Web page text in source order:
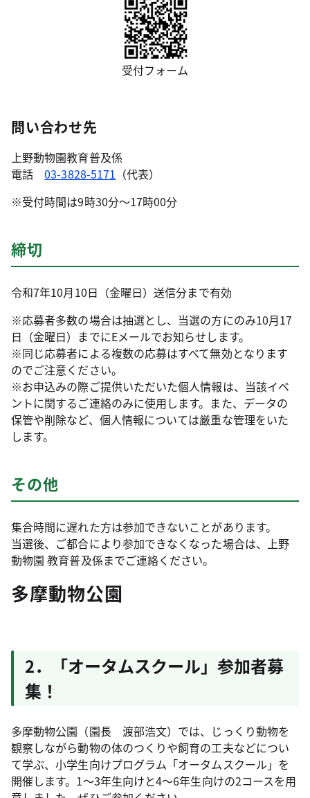
受付フォーム
問い合わせ先
上野動物園教育普及係
電話03-3828-5171 （代表）
※受付時間は9時30分〜17時00分
締切
令和7年10月10日（金曜日）送信分まで有効
※応募者多数の場合は抽選とし、当選の方にのみ10月17
日（金曜日）までにEメールでお知らせします。
※同じ応募者による複数の応募はすべて無効となります
のでご注意ください。
※お申込みの際ご提供いただいた個人情報は、当該イベ
ントに関するご連絡のみに使用します。また、データの
保管や削除など、個人情報については厳重な管理をいた
します。
その他
集合時間に遅れた方は参加できないことがあります。
当選後、ご都合により参加できなくなった場合は、上野
動物園 教育普及係までご連絡ください。
多摩動物公園
2．「オータムスクール」参加者募
集！
多摩動物公園（園長 渡部浩文）では、じっくり動物を
観察しながら動物の体のつくりや飼育の工夫などについ
て学ぶ、小学生向けプログラム「オータムスクール」を
開催します。1～3年生向けと4～6年生向けの2コースを用